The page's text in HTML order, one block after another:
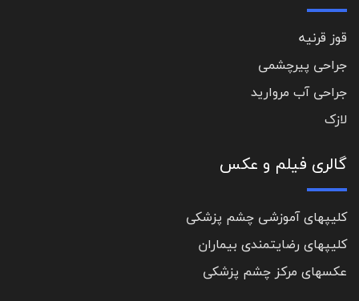
قوز قرنیه
جراحی پیرچشمی
جراحی آب مروارید
لازک
گالری فیلم و عکس
کلیپهای آموزشی چشم پزشکی
کلیپهای رضایتمندی بیماران
عکسهای مرکز چشم پزشکی